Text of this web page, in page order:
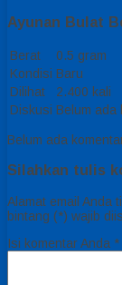
Ayunan Bulat
Berat
0.5 gram
Kondisi Baru
Dilihat
2.400 kali
Diskusi Belum ada
Belum ada
Silahkan tulis
Alamat email Anda
bintang (*) wajib
Isi komentar Anda *